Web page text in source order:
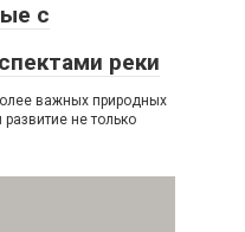
с
реки
важных природных
не только